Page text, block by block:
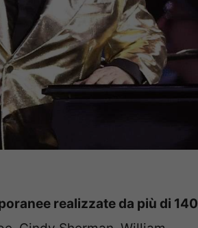
realizzate da più di 140